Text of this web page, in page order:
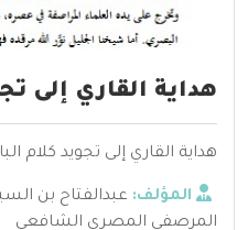
هداية القاري إلى
هداية القاري إلى تجويد كلام
المؤلف: عبدالفتاح بن
المرصفي المصري الشافعي